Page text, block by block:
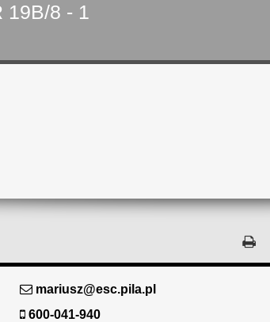
19B/8 - 1
mariusz@esc.pila.pl
600-041-940